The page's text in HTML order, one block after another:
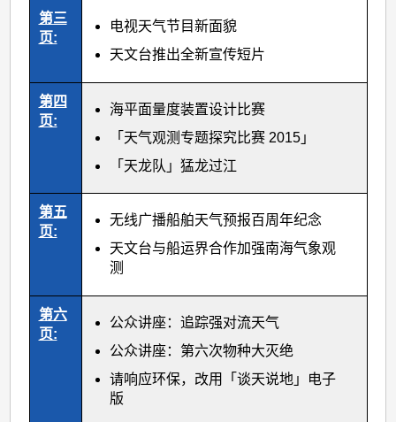
第三
页:
电视天气节目新面貌
天文台推出全新宣传短片
第四
页:
海平面量度装置设计比赛
「天气观测专题探究比赛 2015」
「天龙队」猛龙过江
第五
页:
无线广播船舶天气预报百周年纪念
天文台与船运界合作加强南海气象观
测
第六
页:
公众讲座：追踪强对流天气
公众讲座：第六次物种大灭绝
请响应环保，改用「谈天说地」电子
版